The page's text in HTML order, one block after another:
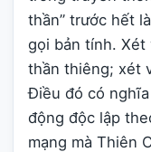
thần” trước hết
gọi bản tính. Xét
thần thiêng; xét
Điều đó có
động độc lập
mạng mà Thiên